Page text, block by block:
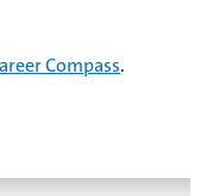
Compass.